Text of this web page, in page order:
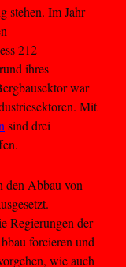
stehen. Im Jahr
212
ihres
war
Mit
sind drei
den Abbau von
Regierungen der
forcieren und
wie auch